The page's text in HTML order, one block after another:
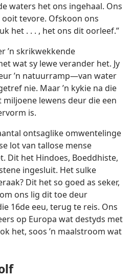
waters het ons ingehaal. Ons
tevore. Ofskoon ons
het . . . , het ons dit oorleef.”
’n skrikwekkende
wat sy lewe verander het. Jy
’n natuurramp—van water
nie. Maar ’n kykie na die
lewens deur die een
is.
ontsaglike omwentelinge
lot van tallose mense
Dit het Hindoes, Boeddhiste,
ingesluit. Het sulke
Dit het so goed as seker,
ons lig dit toe deur
16de eeu, terug te reis. Ons
op Europa wat destyds met
het, soos ’n maalstroom wat